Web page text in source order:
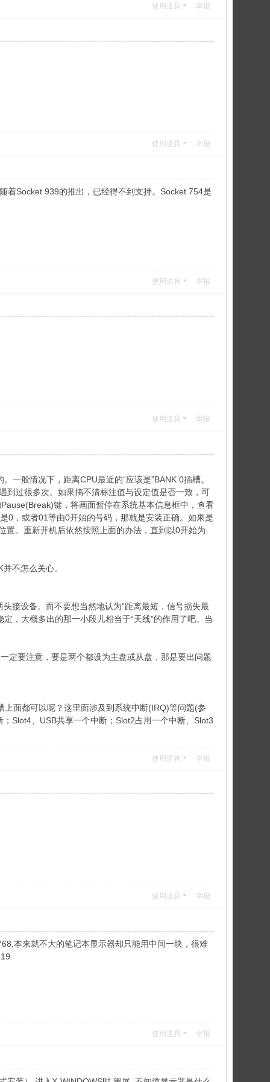
使用道具 举报
使用道具 举报
着Socket 939的推出，已经得不到支持。Socket 754是
使用道具 举报
使用道具 举报
般情况下，距离CPU最近的“应该是”BANK 0插槽。
到过很多次。如果搞不清标注值与设定值是否一致，可
键，将画面暂停在系统基本信息框中，查看
0，或者01等由0开始的号码，那就是安装正确。如果是
。重新开机后依然按照上面的办法，直到以0开始为
不怎么关心。
设备。而不要想当然地认为“距离最短，信号损失最
，大概多出的那一小段儿相当于“天线”的作用了吧。当
要注意，要是两个都设为主盘或从盘，那是要出问题
面都可以呢？这里面涉及到系统中断(IRQ)等问题(参
Slot4、USB共享一个中断；Slot2占用一个中断、Slot3
使用道具 举报
使用道具 举报
本来就不大的笔记本显示器却只能用中间一块，很难
使用道具 举报